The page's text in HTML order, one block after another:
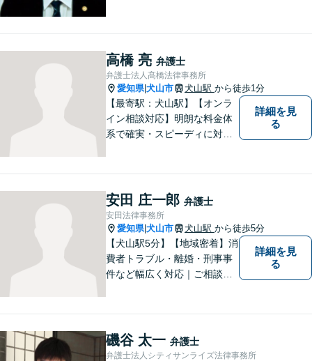
ることを心がけています。
高橋 亮 弁護士
弁護士法人髙橋法律事務所
愛知県|犬山市 犬山駅 から徒歩1分
【最寄駅：犬山駅】【オンラ
イン相談対応】明朗な料金体
系で確実・スピーディに対応
に対応します。【初回相談無
料】法律トラブルでお悩みの
方は、お気軽にご相談くださ
い。
詳細を見
る
安田 庄一郎 弁護士
安田法律事務所
愛知県|犬山市 犬山駅 から徒歩5分
【犬山駅5分】【地域密着】消
費者トラブル・離婚・刑事事
件など幅広く対応｜ご相談者
休日・時間外対応可】
詳細を見
る
磯谷 太一 弁護士
弁護士法人シティサンライズ法律事務所